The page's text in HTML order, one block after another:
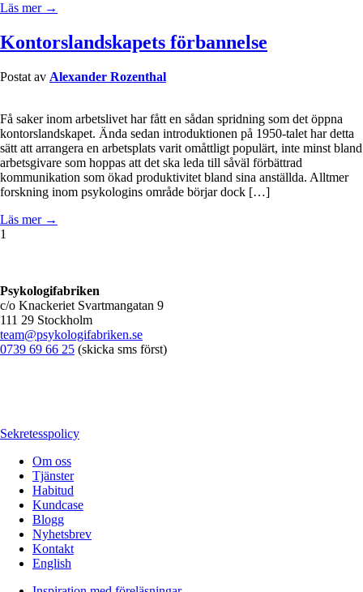
Läs mer →
Kontorslandskapets förbannelse
Postat av Alexander Rozenthal
Få saker inom arbetslivet har fått en sådan spridning som det öppna
kontorslandskapet. Ända sedan introduktionen på 1950-talet har detta
sätt att arrangera en arbetsplats varit omåttligt populärt, inte minst bland
arbetsgivare som hoppas att det ska leda till såväl förbättrad
kommunikation som ökad produktivitet bland sina anställda. Alltmer
forskning inom psykologins område börjar dock […]
Läs mer →
1
Psykologifabriken
c/o Knackeriet Svartmangatan 9
111 29 Stockholm
team@psykologifabriken.se
0739 69 66 25 (skicka sms först)
Sekretesspolicy
Om oss
Tjänster
Habitud
Kundcase
Blogg
Nyhetsbrev
Kontakt
English